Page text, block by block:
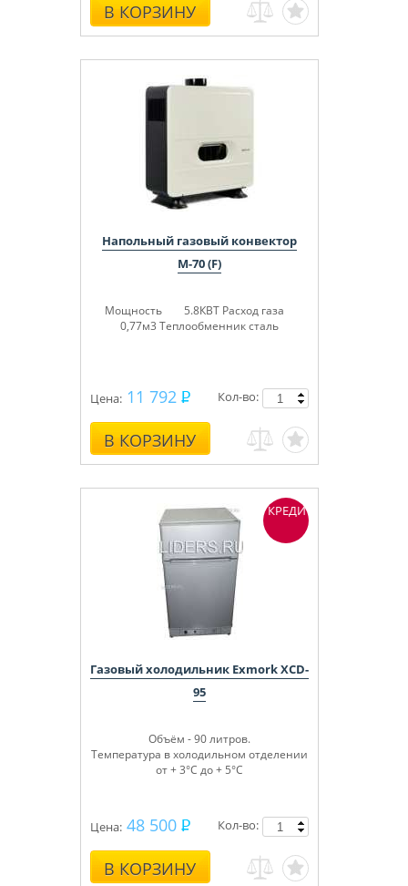
В КОРЗИНУ
Напольный газовый конвектор
М-70 (F)
Мощность 5.8КВТ Расход газа
0,77м3 Теплообменник сталь
Цена: 11 792
В КОРЗИНУ
Кол-во:
Газовый холодильник Exmork XCD-
95
Объём - 90 литров.
Температура в холодильном отделении
от + 3°С до + 5°С
Цена: 48 500
В КОРЗИНУ
Кол-во:
КРЕДИТ